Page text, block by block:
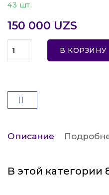
43 шт.
150 000 UZS
В КОРЗИНУ
Описание
В этой категории